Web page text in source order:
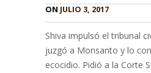
ON JULIO 3, 2017
Shiva impulsó el tribunal
juzgó a Monsanto y lo
ecocidio. Pidió a la Corte